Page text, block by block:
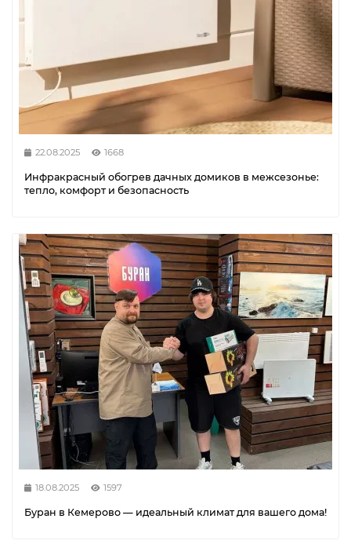
22.08.2025 1668
Инфракрасный обогрев дачных домиков в межсезонье:
тепло, комфорт и безопасность
18.08.2025 1597
Буран в Кемерово — идеальный климат для вашего дома!